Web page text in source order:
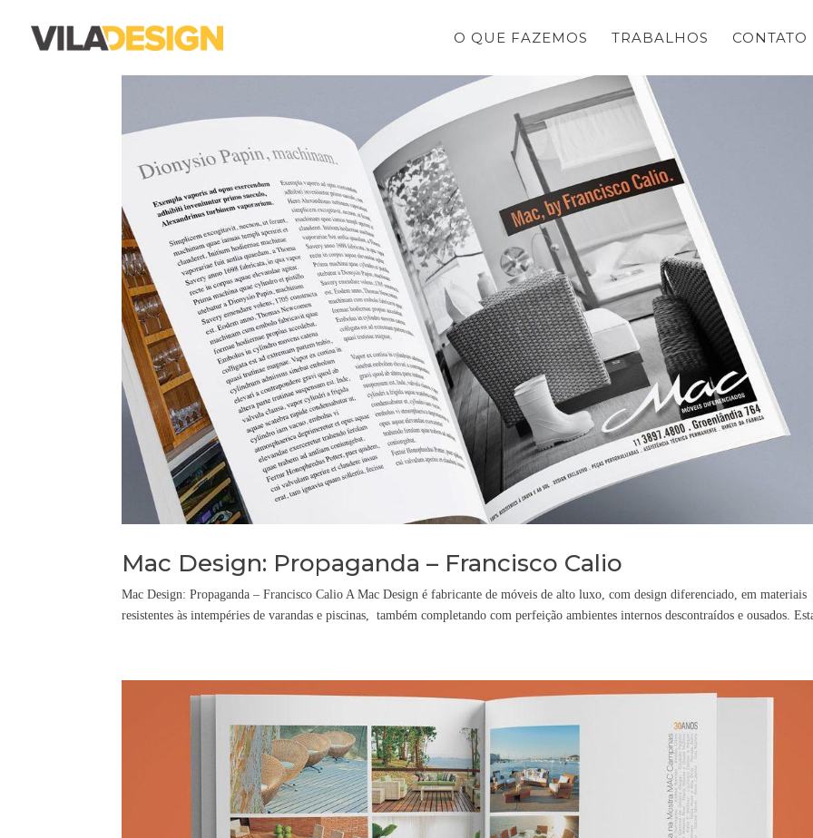
O QUE FAZEMOS TRABALHOS CONTATO
Mac Design: Propaganda – Francisco Calio
Mac Design: Propaganda – Francisco Calio A Mac Design é fabricante de móveis de alto luxo, com design diferenciado, em materiais
resistentes às intempéries de varandas e piscinas, também completando com perfeição ambientes internos descontraídos e ousados.